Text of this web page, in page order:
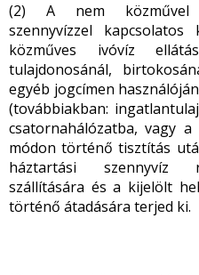
(2) A nem közművel
szennyvízzel
közműves ivóvíz
tulajdonosánál,
egyéb jogcímen
(továbbiakban:
csatornahálózatba, vagy
módon történő tisztítás
háztartási szennyvíz
szállítására és a kijelölt
történő átadására terjed ki.